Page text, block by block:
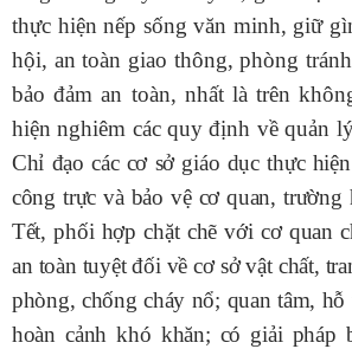
thực hiện nếp sống văn minh, giữ
hội, an toàn giao thông, phòng
bảo đảm an toàn, nhất là trên
hiện nghiêm các quy định về quản
Chỉ đạo các cơ sở giáo dục thực
công trực và bảo vệ cơ quan,
Tết, phối hợp chặt chẽ với cơ quan
an toàn tuyệt đối về cơ sở vật chất,
phòng, chống cháy nổ; quan tâm, hỗ
hoàn cảnh khó khăn; có giải pháp